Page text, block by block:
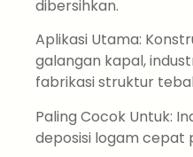
dibersihkan.
Aplikasi Utama:
galangan kapal,
fabrikasi struktur
Paling Cocok Untuk:
deposisi logam cepat